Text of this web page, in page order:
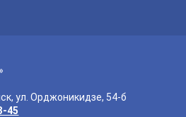
ул. Орджоникидзе, 54-б
45